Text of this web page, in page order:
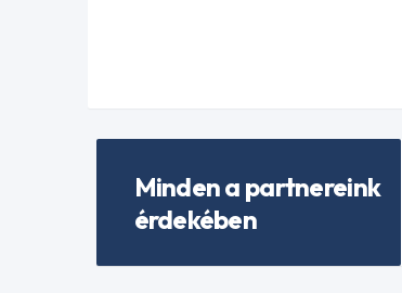
Minden a partnereink
érdekében